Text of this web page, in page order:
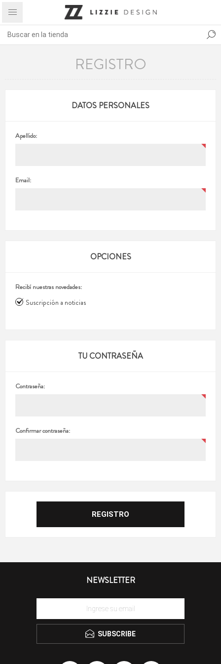
REGISTRO
DATOS PERSONALES
Apellido:
Email:
OPCIONES
Recibí nuestras novedades:
Suscripción a noticias
TU CONTRASEÑA
Contraseña:
Confirmar contraseña:
NEWSLETTER
SUBSCRIBE